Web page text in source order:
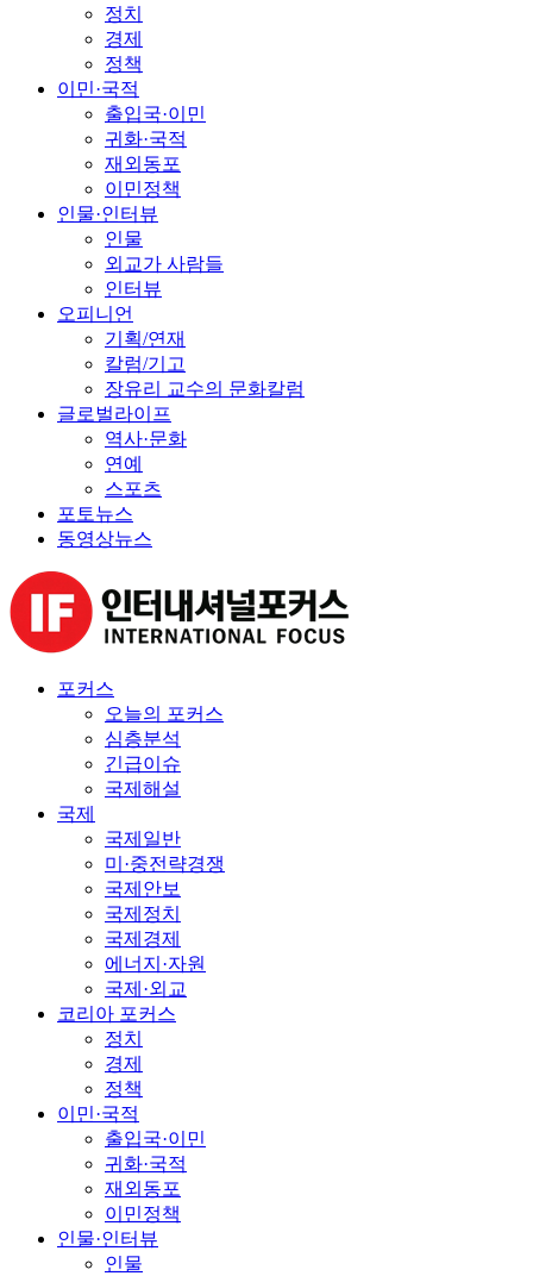
정치
경제
정책
이민·국적
출입국·이민
귀화·국적
재외동포
이민정책
인물·인터뷰
인물
외교가 사람들
인터뷰
오피니언
기획/연재
칼럼/기고
장유리 교수의 문화칼럼
글로벌라이프
역사·문화
연예
스포츠
포토뉴스
동영상뉴스
포커스
오늘의 포커스
심층분석
긴급이슈
국제해설
국제
국제일반
미·중전략경쟁
국제안보
국제정치
국제경제
에너지·자원
국제·외교
코리아 포커스
정치
경제
정책
이민·국적
출입국·이민
귀화·국적
재외동포
이민정책
인물·인터뷰
인물